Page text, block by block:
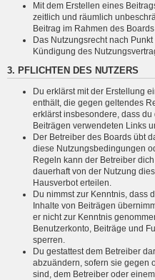
Mit dem Erstellen eines
zeitlich und räumlich
Beitrag im Rahmen des
Das Nutzungsrecht nach
Kündigung des
3. PFLICHTEN DES NUTZERS
Du erklärst mit der Erstellung
enthält, die gegen geltendes
erklärst insbesondere, dass
Beiträgen verwendeten Links
Der Betreiber des Boards übt
diese Nutzungsbedingungen
Regeln kann der Betreiber
dauerhaft von der Nutzung
Hausverbot erteilen.
Du nimmst zur Kenntnis, dass
Inhalte von Beiträgen
er nicht zur Kenntnis
Benutzerkonto, Beiträge und
sperren.
Du gestattest dem Betreiber
abzuändern, sofern sie gegen
sind, dem Betreiber oder